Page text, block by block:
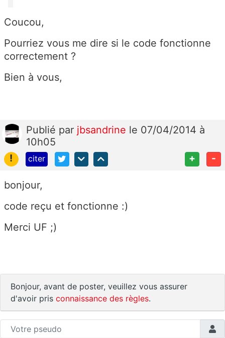
Coucou,
Pourriez vous me dire si le code fonctionne
correctement ?
Bien à vous,
Publié par jbsandrine le 07/04/2014 à
10h05
!
citer + -
bonjour,
code reçu et fonctionne :)
Merci UF ;)
Bonjour, avant de poster, veuillez vous assurer
d'avoir pris connaissance des règles.